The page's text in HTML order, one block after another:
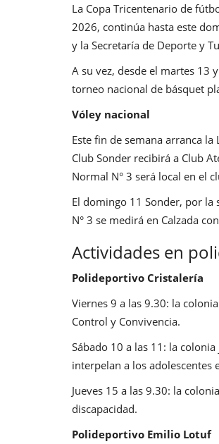
La Copa Tricentenario de
2026, continúa hasta este
y la Secretaría de Deporte y
A su vez, desde el martes 13
torneo nacional de básquet
Vóley nacional
Este fin de semana arranca
Club Sonder recibirá a Club
Normal N° 3 será local en el
El domingo 11 Sonder, por
N° 3 se medirá en Calzada
Actividades en
Polideportivo Cristalería
Viernes 9 a las 9.30: la
Control y Convivencia.
Sábado 10 a las 11: la
interpelan a los adolescentes
Jueves 15 a las 9.30: la
discapacidad.
Polideportivo Emilio Lotuf